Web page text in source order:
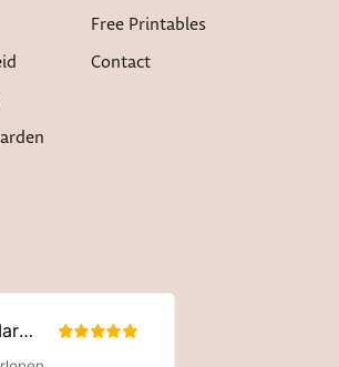
Free Printables
Contact